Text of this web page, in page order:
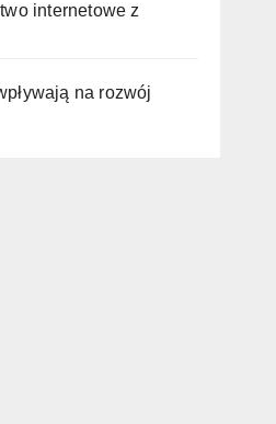
internetowe z
na rozwój